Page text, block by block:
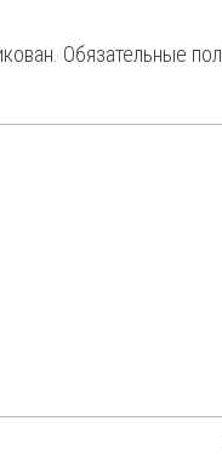
Обязательные